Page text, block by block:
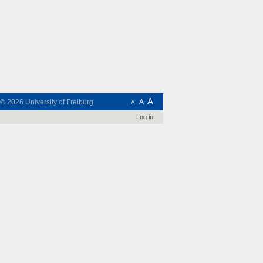
A A A
2026 University of Freiburg
Log in